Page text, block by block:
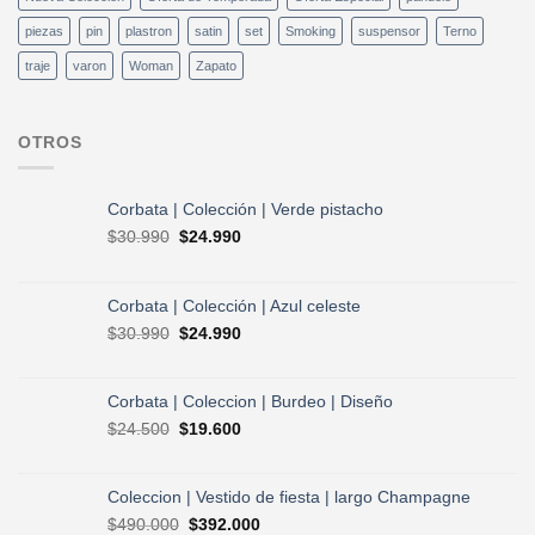
piezas pin plastron satin set Smoking suspensor Terno
traje varon Woman Zapato
OTROS
Corbata | Colección | Verde pistacho
$30.990 El
era:
$30.990.
$24.990El
es:
$24.990.
Corbata | Colección | Azul celeste
$30.990 El
era:
$30.990.
$24.990El
es:
Corbata | Coleccion | Burdeo | Diseño
$24.500 El
era:
$24.500.
$19.600El
es:
$19.600.
Coleccion | Vestido de fiesta | largo Champagne
$490.000 El
$392.000El